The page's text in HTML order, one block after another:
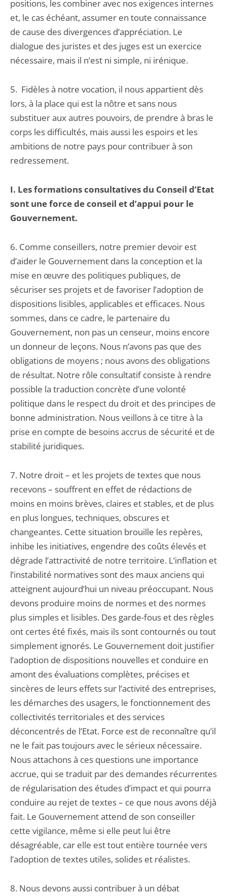
positions, les combiner avec nos exigences internes
et, le cas échéant, assumer en toute connaissance
de cause des divergences d’appréciation. Le
dialogue des juristes et des juges est un exercice
nécessaire, mais il n’est ni simple, ni irénique.
5. Fidèles à notre vocation, il nous appartient dès
lors, à la place qui est la nôtre et sans nous
substituer aux autres pouvoirs, de prendre à bras le
corps les difficultés, mais aussi les espoirs et les
ambitions de notre pays pour contribuer à son
redressement.
I. Les formations consultatives du Conseil d’Etat
sont une force de conseil et d’appui pour le
Gouvernement.
6. Comme conseillers, notre premier devoir est
d’aider le Gouvernement dans la conception et la
mise en œuvre des politiques publiques, de
sécuriser ses projets et de favoriser l’adoption de
dispositions lisibles, applicables et efficaces. Nous
sommes, dans ce cadre, le partenaire du
Gouvernement, non pas un censeur, moins encore
un donneur de leçons. Nous n’avons pas que des
obligations de moyens ; nous avons des obligations
de résultat. Notre rôle consultatif consiste à rendre
possible la traduction concrète d’une volonté
politique dans le respect du droit et des principes de
bonne administration. Nous veillons à ce titre à la
prise en compte de besoins accrus de sécurité et de
stabilité juridiques.
7. Notre droit – et les projets de textes que nous
recevons – souffrent en effet de rédactions de
moins en moins brèves, claires et stables, et de plus
en plus longues, techniques, obscures et
changeantes. Cette situation brouille les repères,
inhibe les initiatives, engendre des coûts élevés et
dégrade l’attractivité de notre territoire. L’inflation et
l’instabilité normatives sont des maux anciens qui
atteignent aujourd’hui un niveau préoccupant. Nous
devons produire moins de normes et des normes
plus simples et lisibles. Des garde-fous et des règles
ont certes été fixés, mais ils sont contournés ou tout
simplement ignorés. Le Gouvernement doit justifier
l’adoption de dispositions nouvelles et conduire en
amont des évaluations complètes, précises et
sincères de leurs effets sur l’activité des entreprises,
les démarches des usagers, le fonctionnement des
collectivités territoriales et des services
déconcentrés de l’Etat. Force est de reconnaître qu’il
ne le fait pas toujours avec le sérieux nécessaire.
Nous attachons à ces questions une importance
accrue, qui se traduit par des demandes récurrentes
de régularisation des études d’impact et qui pourra
conduire au rejet de textes – ce que nous avons déjà
fait. Le Gouvernement attend de son conseiller
cette vigilance, même si elle peut lui être
désagréable, car elle est tout entière tournée vers
l’adoption de textes utiles, solides et réalistes.
8. Nous devons aussi contribuer à un débat